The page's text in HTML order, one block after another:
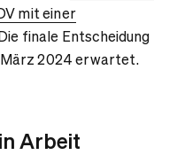
mit einer
finale Entscheidung
März 2024 erwartet.
Arbeit